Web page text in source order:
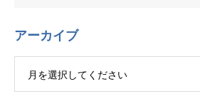
アーカイブ
月を選択してください